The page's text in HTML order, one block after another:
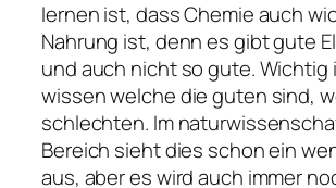
lernen ist, dass Chemie auch
Nahrung ist, denn es gibt gute
und auch nicht so gute. Wichtig
wissen welche die guten sind,
schlechten. Im
Bereich sieht dies schon ein
aus, aber es wird auch immer